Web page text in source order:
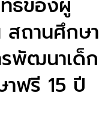
ธิของผู้
ถานศึกษา
พัฒนาเด็ก
ฟรี 15 ปี